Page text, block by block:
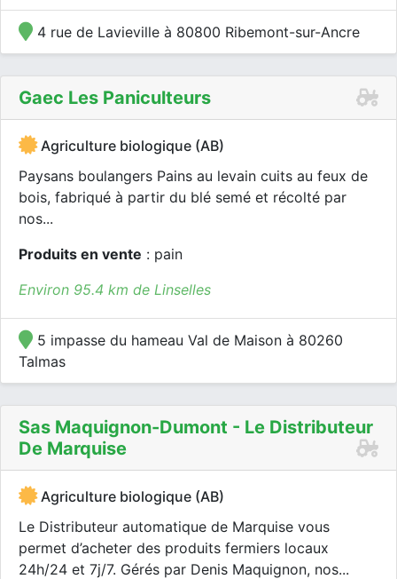
4 rue de Lavieville à 80800 Ribemont-sur-Ancre
Gaec Les Paniculteurs
Agriculture biologique (AB)
Paysans boulangers Pains au levain cuits au feux de
bois, fabriqué à partir du blé semé et récolté par
nos...
Produits en vente : pain
Environ 95.4 km de Linselles
5 impasse du hameau Val de Maison à 80260
Talmas
Sas Maquignon-Dumont - Le Distributeur
De Marquise
Agriculture biologique (AB)
Le Distributeur automatique de Marquise vous
permet d’acheter des produits fermiers locaux
24h/24 et 7j/7. Gérés par Denis Maquignon, nos...